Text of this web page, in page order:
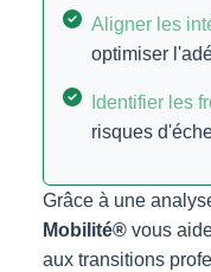
Aligner les
optimiser
Identifier les
risques
Grâce à une
Mobilité® vous
aux transitions